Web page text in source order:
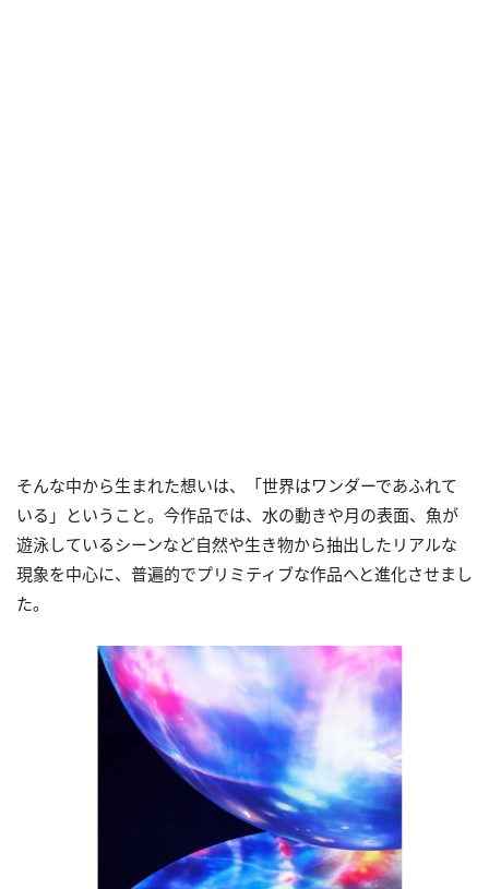
そんな中から生まれた想いは、「世界はワンダーであふれて
いる」ということ。今作品では、水の動きや月の表面、魚が
遊泳しているシーンなど自然や生き物から抽出したリアルな
現象を中心に、普遍的でプリミティブな作品へと進化させまし
た。